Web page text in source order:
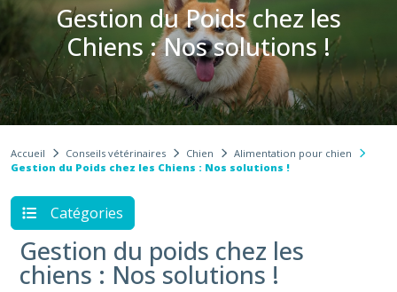
Gestion du Poids chez les
Chiens : Nos solutions !
Accueil Conseils vétérinaires Chien
Alimentation pour chien
Gestion du Poids chez les Chiens : Nos solutions !
Catégories
Gestion du poids chez les
chiens : Nos solutions !